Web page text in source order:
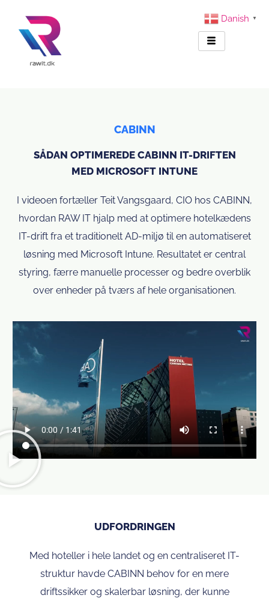
CABINN
SÅDAN OPTIMEREDE CABINN IT-DRIFTEN
MED MICROSOFT INTUNE
I videoen fortæller Teit Vangsgaard, CIO hos CABINN,
hvordan RAW IT hjalp med at optimere hotelkædens
IT-drift fra et traditionelt AD-miljø til en automatiseret
løsning med Microsoft Intune. Resultatet er central
styring, færre manuelle processer og bedre overblik
over enheder på tværs af hele organisationen.
UDFORDRINGEN
Med hoteller i hele landet og en centraliseret IT-
struktur havde CABINN behov for en mere
driftssikker og skalerbar løsning, der kunne
Danish ▼